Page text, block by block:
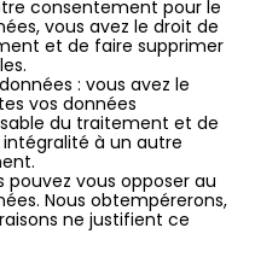
consentement pour le
vous avez le droit de
et de faire supprimer
: vous avez le
vos données
du traitement et de
à un autre
pouvez vous opposer au
Nous obtempérerons,
ne justifient ce